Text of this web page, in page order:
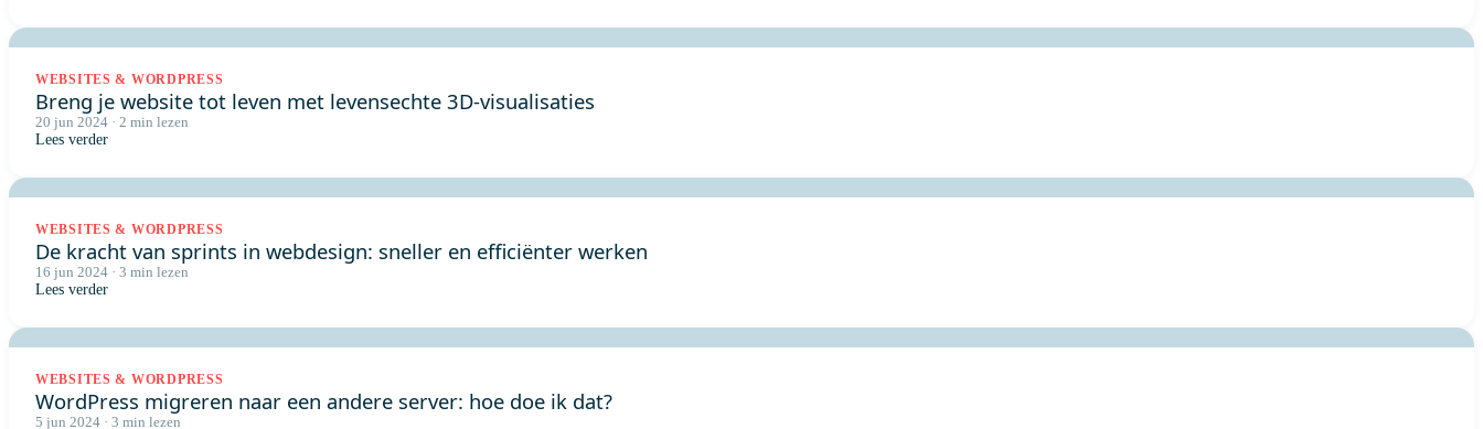
WEBSITES & WORDPRESS
Breng je website tot leven met levensechte 3D-visualisaties
20 jun 2024 · 2 min lezen
Lees verder
WEBSITES & WORDPRESS
De kracht van sprints in webdesign: sneller en efficiënter werken
16 jun 2024 · 3 min lezen
Lees verder
WEBSITES & WORDPRESS
WordPress migreren naar een andere server: hoe doe ik dat?
5 jun 2024 · 3 min lezen